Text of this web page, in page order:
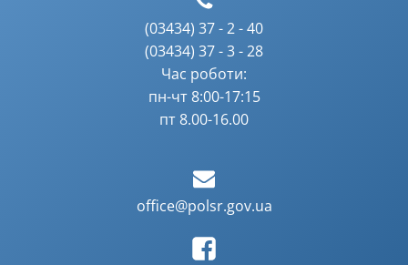
(03434) 37 - 2 - 40
(03434) 37 - 3 - 28
Час роботи:
пн-чт 8:00-17:15
пт 8.00-16.00
office@polsr.gov.ua